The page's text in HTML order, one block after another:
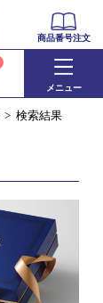
商品番号注文
メニュー
検索結果